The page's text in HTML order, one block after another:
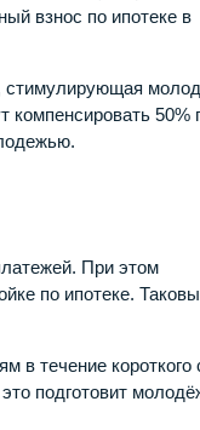
взнос по ипотеке в
стимулирующая
компенсировать 50%
При этом
по ипотеке. Таковы
в течение короткого
подготовит